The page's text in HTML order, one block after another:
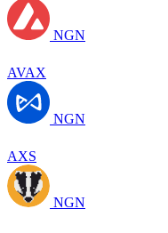
NGN
AVAX
NGN
AXS
NGN